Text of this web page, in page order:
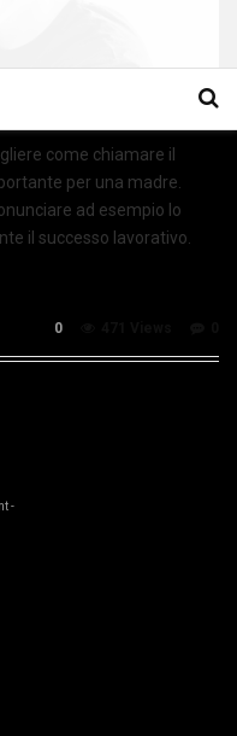
come chiamare il
per una madre.
ad esempio lo
il successo lavorativo.
0
-